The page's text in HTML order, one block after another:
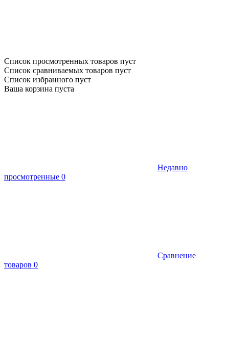
Список просмотренных товаров пуст
Список сравниваемых товаров пуст
Список избранного пуст
Ваша корзина пуста
Недавно
просмотренные 0
Сравнение
товаров 0